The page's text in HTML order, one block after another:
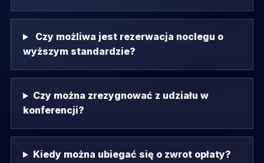
Czy możliwa jest rezerwacja noclegu o
wyższym standardzie?
Czy można zrezygnować z udziału w
konferencji?
Kiedy można ubiegać się o zwrot opłaty?